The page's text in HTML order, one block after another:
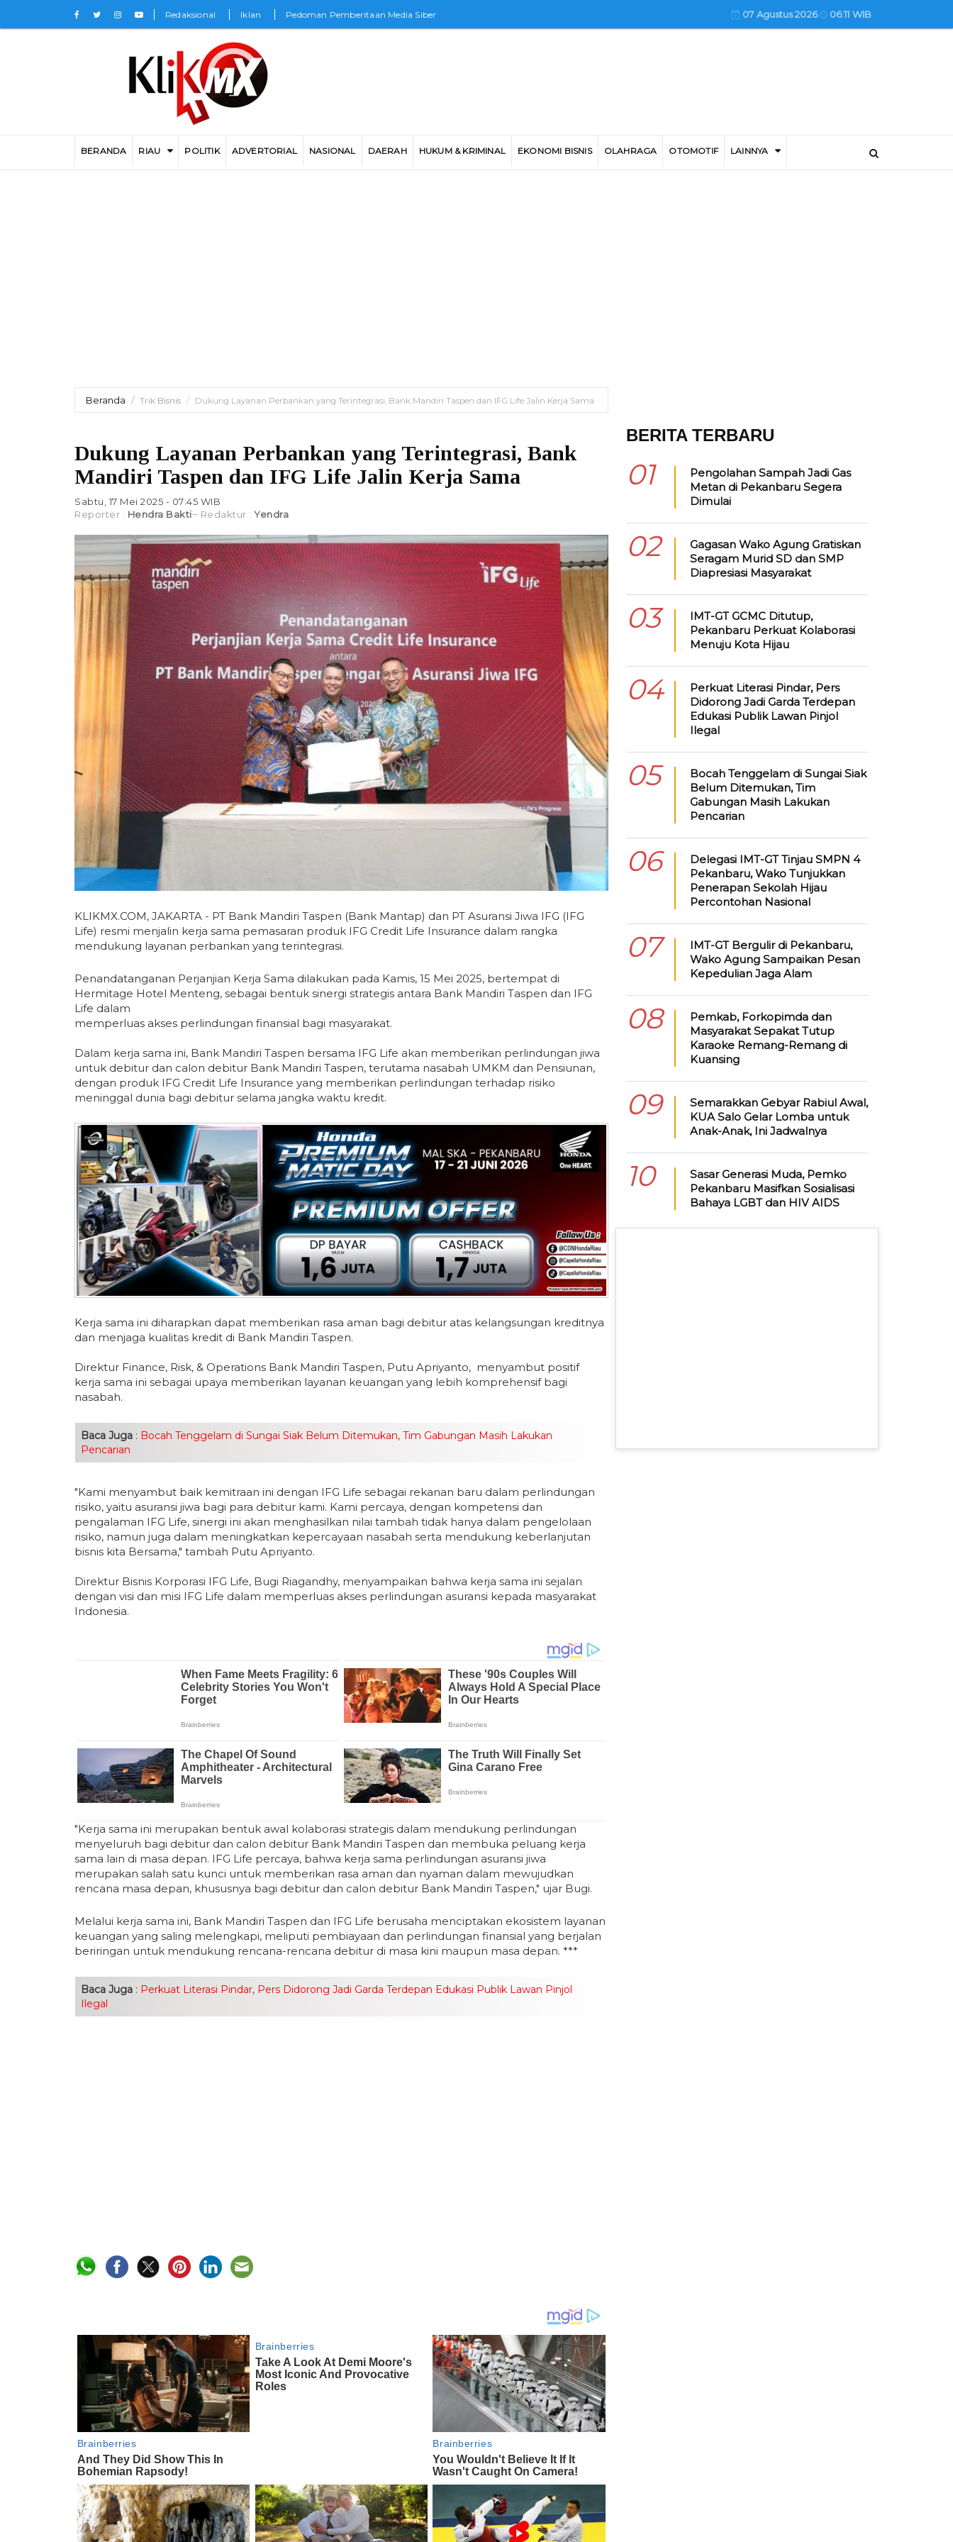
Redaksional Iklan Pedoman Pemberitaan Media Siber 07 Agustus 2026 06:11 WIB
BERANDA RIAU POLITIK ADVERTORIAL NASIONAL DAERAH HUKUM & KRIMINAL EKONOMI BISNIS OLAHRAGA OTOMOTIF LAINNYA
Beranda Trik Bisnis Dukung Layanan Perbankan yang Terintegrasi, Bank Mandiri Taspen dan IFG Life Jalin Kerja Sama
Dukung Layanan Perbankan yang Terintegrasi, Bank
Mandiri Taspen dan IFG Life Jalin Kerja Sama
Sabtu, 17 Mei 2025 - 07:45 WIB
Reporter : Hendra Bakti Redaktur : Yendra
KLIKMX.COM, JAKARTA - PT Bank Mandiri Taspen (Bank Mantap) dan PT Asuransi Jiwa IFG (IFG
Life) resmi menjalin kerja sama pemasaran produk IFG Credit Life Insurance dalam rangka
mendukung layanan perbankan yang terintegrasi.
Penandatanganan Perjanjian Kerja Sama dilakukan pada Kamis, 15 Mei 2025, bertempat di
Hermitage Hotel Menteng, sebagai bentuk sinergi strategis antara Bank Mandiri Taspen dan IFG
Life dalam
memperluas akses perlindungan finansial bagi masyarakat.
Dalam kerja sama ini, Bank Mandiri Taspen bersama IFG Life akan memberikan perlindungan jiwa
untuk debitur dan calon debitur Bank Mandiri Taspen, terutama nasabah UMKM dan Pensiunan,
dengan produk IFG Credit Life Insurance yang memberikan perlindungan terhadap risiko
meninggal dunia bagi debitur selama jangka waktu kredit.
Kerja sama ini diharapkan dapat memberikan rasa aman bagi debitur atas kelangsungan kreditnya
dan menjaga kualitas kredit di Bank Mandiri Taspen.
Direktur Finance, Risk, & Operations Bank Mandiri Taspen, Putu Apriyanto, menyambut positif
kerja sama ini sebagai upaya memberikan layanan keuangan yang lebih komprehensif bagi
nasabah.
Baca Juga : Bocah Tenggelam di Sungai Siak Belum Ditemukan, Tim Gabungan Masih Lakukan
Pencarian
"Kami menyambut baik kemitraan ini dengan IFG Life sebagai rekanan baru dalam perlindungan
risiko, yaitu asuransi jiwa bagi para debitur kami. Kami percaya, dengan kompetensi dan
pengalaman IFG Life, sinergi ini akan menghasilkan nilai tambah tidak hanya dalam pengelolaan
risiko, namun juga dalam meningkatkan kepercayaan nasabah serta mendukung keberlanjutan
bisnis kita Bersama," tambah Putu Apriyanto.
Direktur Bisnis Korporasi IFG Life, Bugi Riagandhy, menyampaikan bahwa kerja sama ini sejalan
dengan visi dan misi IFG Life dalam memperluas akses perlindungan asuransi kepada masyarakat
Indonesia.
"Kerja sama ini merupakan bentuk awal kolaborasi strategis dalam mendukung perlindungan
menyeluruh bagi debitur dan calon debitur Bank Mandiri Taspen dan membuka peluang kerja
sama lain di masa depan. IFG Life percaya, bahwa kerja sama perlindungan asuransi jiwa
merupakan salah satu kunci untuk memberikan rasa aman dan nyaman dalam mewujudkan
rencana masa depan, khususnya bagi debitur dan calon debitur Bank Mandiri Taspen," ujar Bugi.
Melalui kerja sama ini, Bank Mandiri Taspen dan IFG Life berusaha menciptakan ekosistem layanan
keuangan yang saling melengkapi, meliputi pembiayaan dan perlindungan finansial yang berjalan
beriringan untuk mendukung rencana-rencana debitur di masa kini maupun masa depan. ***
Baca Juga : Perkuat Literasi Pindar, Pers Didorong Jadi Garda Terdepan Edukasi Publik Lawan Pinjol
Ilegal
BERITA TERBARU
01
Pengolahan Sampah Jadi Gas
Metan di Pekanbaru Segera
Dimulai
02
Gagasan Wako Agung Gratiskan
Seragam Murid SD dan SMP
Diapresiasi Masyarakat
03
IMT-GT GCMC Ditutup,
Pekanbaru Perkuat Kolaborasi
Menuju Kota Hijau
04
Perkuat Literasi Pindar, Pers
Didorong Jadi Garda Terdepan
Edukasi Publik Lawan Pinjol
Ilegal
05
Bocah Tenggelam di Sungai Siak
Belum Ditemukan, Tim
Gabungan Masih Lakukan
Pencarian
06
Delegasi IMT-GT Tinjau SMPN 4
Pekanbaru, Wako Tunjukkan
Penerapan Sekolah Hijau
Percontohan Nasional
07
IMT-GT Bergulir di Pekanbaru,
Wako Agung Sampaikan Pesan
Kepedulian Jaga Alam
08
Pemkab, Forkopimda dan
Masyarakat Sepakat Tutup
Karaoke Remang-Remang di
Kuansing
09
Semarakkan Gebyar Rabiul Awal,
KUA Salo Gelar Lomba untuk
Anak-Anak, Ini Jadwalnya
10
Sasar Generasi Muda, Pemko
Pekanbaru Masifkan Sosialisasi
Bahaya LGBT dan HIV AIDS